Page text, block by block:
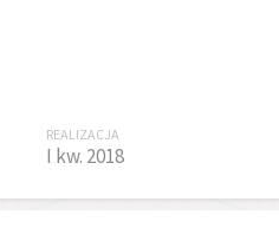
REALIZACJA
I kw. 2018